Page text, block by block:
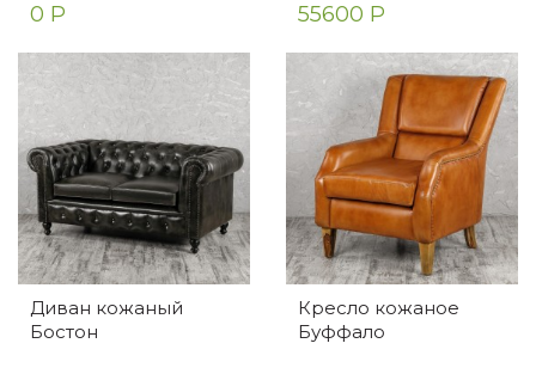
0 Р 55600 Р
Диван кожаный
Бостон
Кресло кожаное
Буффало